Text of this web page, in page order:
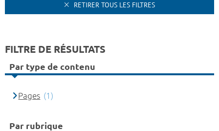
RETIRER TOUS LES FILTRES
FILTRE DE RÉSULTATS
Par type de contenu
Pages (1)
Par rubrique